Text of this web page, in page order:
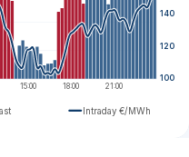
100
120
140
15:00 18:00 21:00
Intraday €/MWh